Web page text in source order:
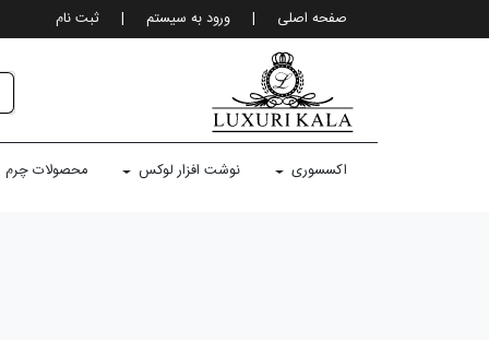
صفحه اصلی | ورود به سيستم | ثبت نام
اکسسوری نوشت افزار لوکس محصولات چرم